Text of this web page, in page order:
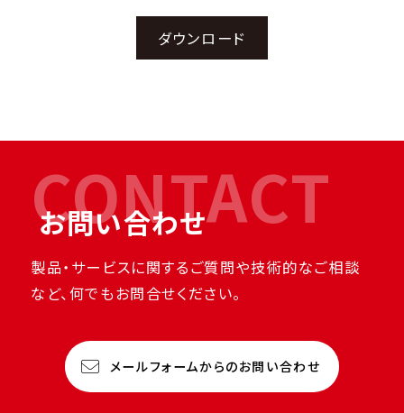
ダウンロード
CONTACT
お問い合わせ
製品・サービスに関するご質問や技術的なご相談
など、何でもお問合せください。
メールフォームからのお問い合わせ